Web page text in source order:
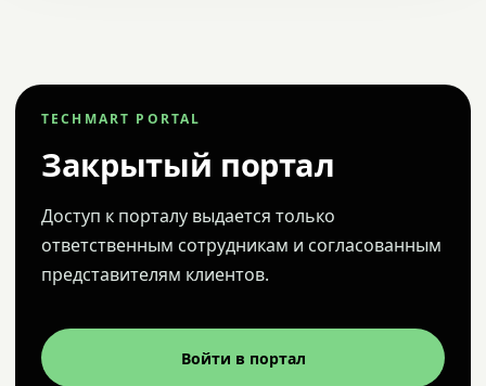
TECHMART PORTAL
Закрытый портал
Доступ к порталу выдается только
ответственным сотрудникам и согласованным
представителям клиентов.
Войти в портал